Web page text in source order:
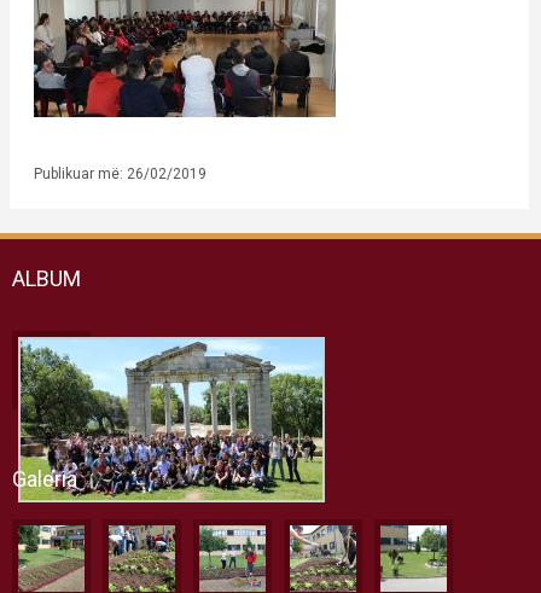
Publikuar më: 26/02/2019
ALBUM
Galeria